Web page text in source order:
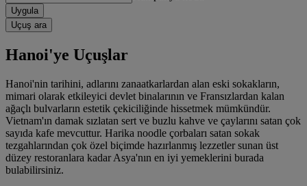
Uygula
Uçuş ara
Hanoi'ye Uçuşlar
Hanoi'nin tarihini, adlarını zanaatkarlardan alan eski sokakların,
mimari olarak etkileyici devlet binalarının ve Fransızlardan kalan
ağaçlı bulvarların estetik çekiciliğinde hissetmek mümkündür.
Vietnam'ın damak sızlatan sert ve buzlu kahve ve çaylarını satan çok
sayıda kafe mevcuttur. Harika noodle çorbaları satan sokak
tezgahlarından çok özel biçimde hazırlanmış lezzetler sunan üst
düzey restoranlara kadar Asya'nın en iyi yemeklerini burada
bulabilirsiniz.